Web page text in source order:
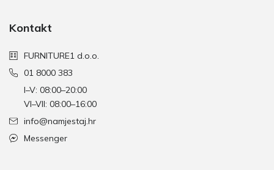
Kontakt
FURNITURE1 d.o.o.
01 8000 383
I–V: 08:00–20:00
VI–VII: 08:00–16:00
info@namjestaj.hr
Messenger